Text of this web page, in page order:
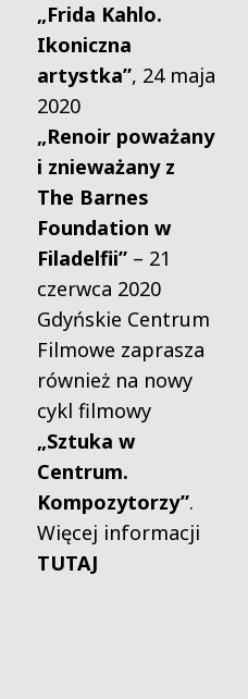
„Frida Kahlo.
Ikoniczna
artystka”, 24 maja
2020
„Renoir poważany
i znieważany z
The Barnes
Foundation w
Filadelfii” – 21
czerwca 2020
Gdyńskie Centrum
Filmowe zaprasza
również na nowy
cykl filmowy
„Sztuka w
Centrum.
Kompozytorzy”.
Więcej informacji
TUTAJ